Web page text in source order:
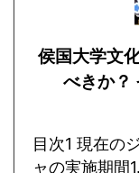
侯国大学文
べきか？
目次1 現在の
ャの実施期間